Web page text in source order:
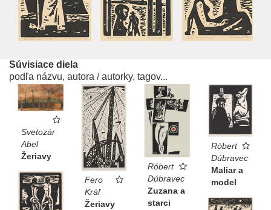
Súvisiace diela
podľa názvu, autora / autorky, tagov...
Svetozár
Abel
Žeriavy
Fero
Kráľ
Žeriavy
Róbert
Dúbravec
Zuzana a
starci
Róbert
Dúbravec
Maliar a
model